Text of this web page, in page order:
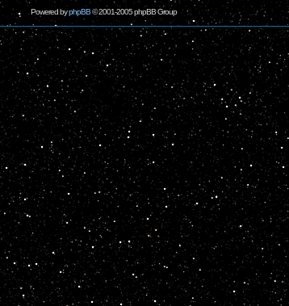
Powered byphpBB© 2001-2005 phpBB Group